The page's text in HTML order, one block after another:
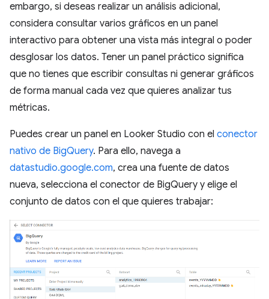
embargo, si deseas realizar un análisis adicional,
considera consultar varios gráficos en un panel
interactivo para obtener una vista más integral o poder
desglosar los datos. Tener un panel práctico significa
que no tienes que escribir consultas ni generar gráficos
de forma manual cada vez que quieres analizar tus
métricas.
Puedes crear un panel en Looker Studio con el conector
nativo de BigQuery. Para ello, navega a
datastudio.google.com, crea una fuente de datos
nueva, selecciona el conector de BigQuery y elige el
conjunto de datos con el que quieres trabajar: